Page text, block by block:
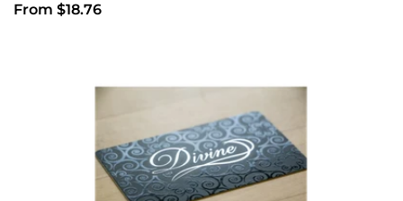
From $18.76